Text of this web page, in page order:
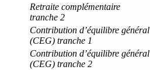
Retraite complémentaire
tranche 2
Contribution d’équilibre général
(CEG) tranche 1
Contribution d’équilibre général
(CEG) tranche 2